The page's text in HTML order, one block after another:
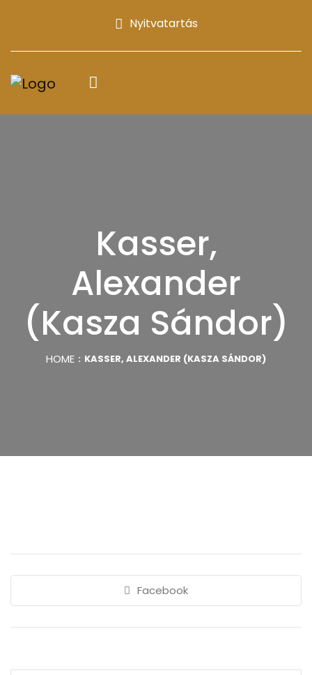
Nyitvatartás
Kasser,
Alexander
(Kasza Sándor)
HOME KASSER, ALEXANDER (KASZA SÁNDOR)
Facebook